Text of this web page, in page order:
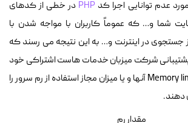
عدم توانایی اجرا کد PHP در خطی از کدهای
شما و… که عموماً کاربران با مواجه شدن با
جستجوی در اینترنت و… به این نتیجه می رسند که
پشتیبانی شرکت میزبان خدمات هاست اشتراکی خود
بخواهند که میزان Memory limit آنها و یا میزان مجاز استفاده از رم سرور را
دهند.